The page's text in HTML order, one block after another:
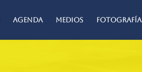
Agenda Medios